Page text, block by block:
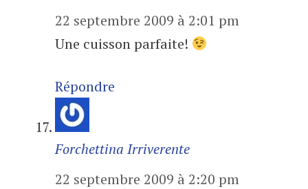
22 septembre 2009 à 2:01 pm
Une cuisson parfaite!
Répondre
Forchettina Irriverente
22 septembre 2009 à 2:20 pm